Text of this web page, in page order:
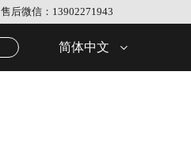
售后微信：13902271943
简体中文